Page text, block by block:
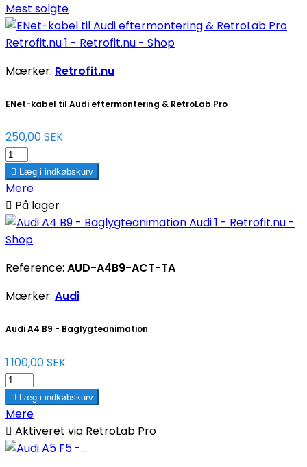
Mest solgte
Mærker: Retrofit.nu
ENet-kabel til Audi eftermontering & RetroLab Pro
250,00 SEK
 Læg i indkøbskurv
Mere
 På lager
Reference: AUD-A4B9-ACT-TA
Mærker: Audi
Audi A4 B9 - Baglygteanimation
1.100,00 SEK
 Læg i indkøbskurv
Mere
 Aktiveret via RetroLab Pro